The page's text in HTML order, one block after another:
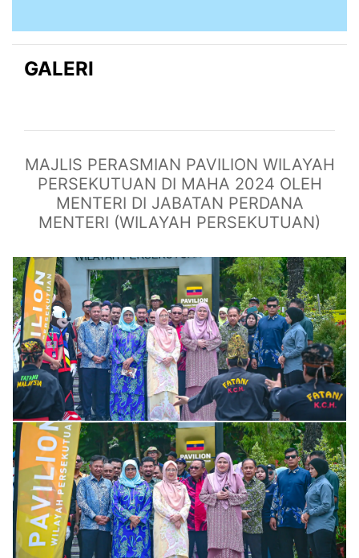
GALERI
MAJLIS PERASMIAN PAVILION WILAYAH
PERSEKUTUAN DI MAHA 2024 OLEH
MENTERI DI JABATAN PERDANA
MENTERI (WILAYAH PERSEKUTUAN)